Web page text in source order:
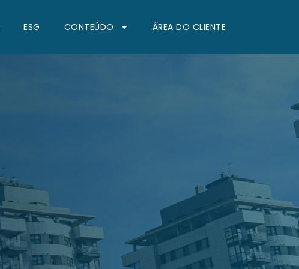
ESG CONTEÚDO ÁREA DO CLIENTE